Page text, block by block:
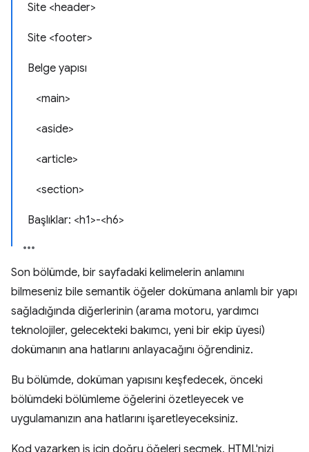
Site <header>
Site <footer>
Belge yapısı
<main>
<aside>
<article>
<section>
Başlıklar: <h1>-<h6>
Son bölümde, bir sayfadaki kelimelerin anlamını
bilmeseniz bile semantik öğeler dokümana anlamlı bir yapı
sağladığında diğerlerinin (arama motoru, yardımcı
teknolojiler, gelecekteki bakımcı, yeni bir ekip üyesi)
dokümanın ana hatlarını anlayacağını öğrendiniz.
Bu bölümde, doküman yapısını keşfedecek, önceki
bölümdeki bölümleme öğelerini özetleyecek ve
uygulamanızın ana hatlarını işaretleyeceksiniz.
Kod yazarken iş için doğru öğeleri seçmek, HTML'nizi